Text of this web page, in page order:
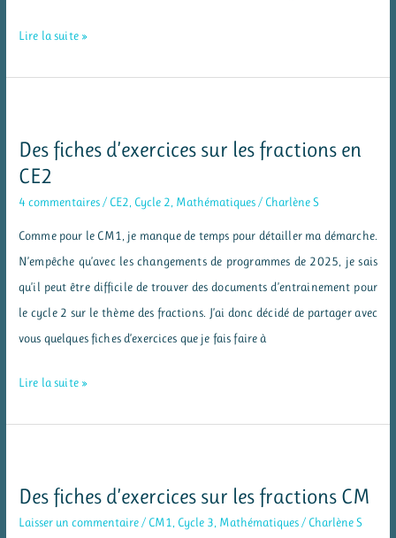
Exercices
nombres
Lire la suite »
Des fiches d’exercices sur les fractions en
CE2
4 commentaires / CE2 Cycle 2 Mathématiques / Charlène S
Comme pour le CM1, je manque de temps pour détailler ma démarche.
N’empêche qu’avec les changements de programmes de 2025, je sais
qu’il peut être difficile de trouver des documents d’entrainement pour
le cycle 2 sur le thème des fractions. J’ai donc décidé de partager avec
vous quelques fiches d’exercices que je fais faire à
Des
fractions
Lire la suite »
Des fiches d’exercices sur les fractions CM
Laisser un commentaire / CM1 Cycle 3 Mathématiques / Charlène S